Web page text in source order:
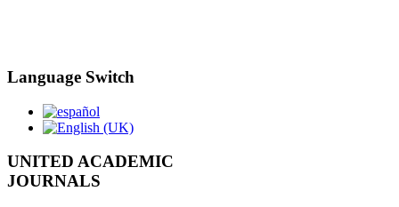
Language Switch
UNITED ACADEMIC
JOURNALS